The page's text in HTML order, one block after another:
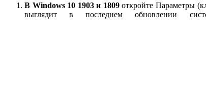
В Windows 10 1903 и 1809откройте Параметры
выглядит в последнем обновлении